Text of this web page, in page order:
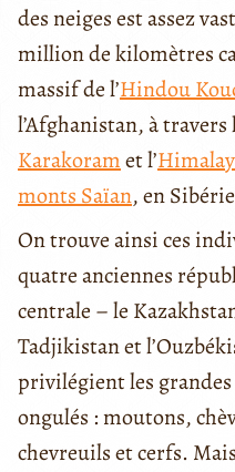
des neiges est assez
million de kilomètres
massif de l’Hindou
l’Afghanistan, à travers
Karakoramet l’
monts Saïan, en
On trouve ainsi ces
quatre anciennes
centrale – le
Tadjikistan et
privilégient les
ongulés : moutons,
chevreuils et cerfs.